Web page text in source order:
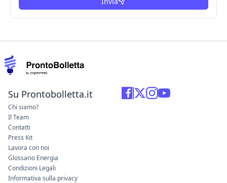
Su Prontobolletta.it
Chi siamo?
Il Team
Contatti
Press Kit
Lavora con noi
Glossario Energia
Condizioni Legali
Informativa sulla privacy